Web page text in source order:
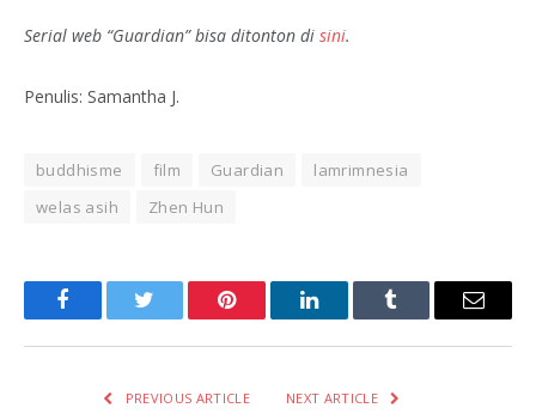
Serial web “Guardian” bisa ditonton di sini.
Penulis: Samantha J.
buddhisme film Guardian
lamrimnesia
welas asih
Zhen Hun
FacebookTwitter Pinterest LinkedInTumblr Email
PREVIOUS ARTICLE NEXT ARTICLE